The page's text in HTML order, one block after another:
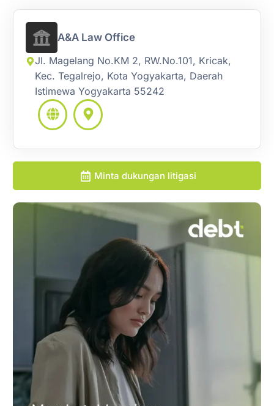
A&A Law Office
Jl. Magelang No.KM 2, RW.No.101, Kricak,
Kec. Tegalrejo, Kota Yogyakarta, Daerah
Istimewa Yogyakarta 55242
Minta dukungan litigasi